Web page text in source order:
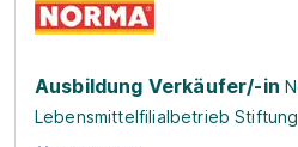
Ausbildung Verkäufer/-in
Lebensmittelfilialbetrieb